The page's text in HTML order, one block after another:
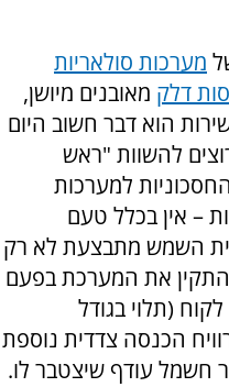
מערכות סולאריות
דלק מאובנים מיושן,
הוא דבר חשוב היום
להשוות "ראש
למערכות
– אין בכלל טעם
השמש מתבצעת לא רק
את המערכת בפעם
(תלוי בגודל
הכנסה צדדית נוספת
חשמל עודף שיצטבר לו.